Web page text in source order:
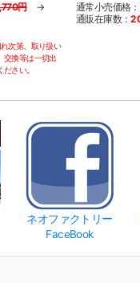
円→
次第、取り扱い
交換等は一切出
さい。
通常小売価格：
通販在庫数：
ネオファクトリー
FaceBook